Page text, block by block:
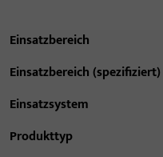
Einsatzbereich
Einsatzbereich (spezifiziert)
Einsatzsystem
Produkttyp